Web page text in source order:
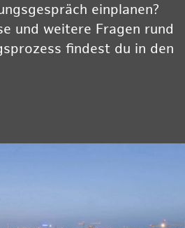
einplanen?
und weitere Fragen rund
findest du in den